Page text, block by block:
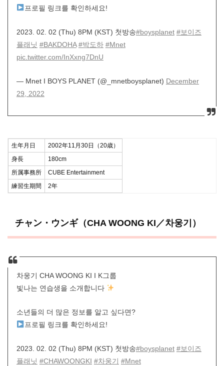
프로필 링크를 확인하세요!
2023. 02. 02 (Thu) 8PM (KST) 첫방송#boysplanet #보이즈
플래닛 #BAKDOHA #박도하 #Mnet
pic.twitter.com/InXxng7DnU
— Mnet I BOYS PLANET (@_mnetboysplanet) December
29, 2022
生年月日
2002年11月30日（20歳）
身長
180cm
所属事務所
CUBE Entertainment
練習生期間
2年
チャン・ウンギ（CHA WOONG KI／차웅기）
차웅기 CHA WOONG KI I K그룹
빛나는 연습생을 소개합니다
소년들의 더 많은 정보를 알고 싶다면?
프로필 링크를 확인하세요!
2023. 02. 02 (Thu) 8PM (KST) 첫방송#boysplanet #보이즈
플래닛 #CHAWOONGKI #차웅기 #Mnet